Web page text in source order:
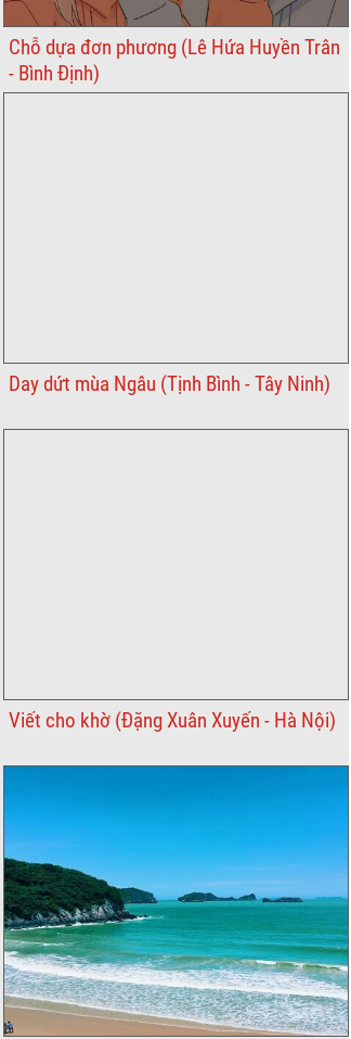
Chỗ dựa đơn phương (Lê Hứa Huyền Trân
- Bình Định)
Day dứt mùa Ngâu (Tịnh Bình - Tây Ninh)
Viết cho khờ (Đặng Xuân Xuyến - Hà Nội)